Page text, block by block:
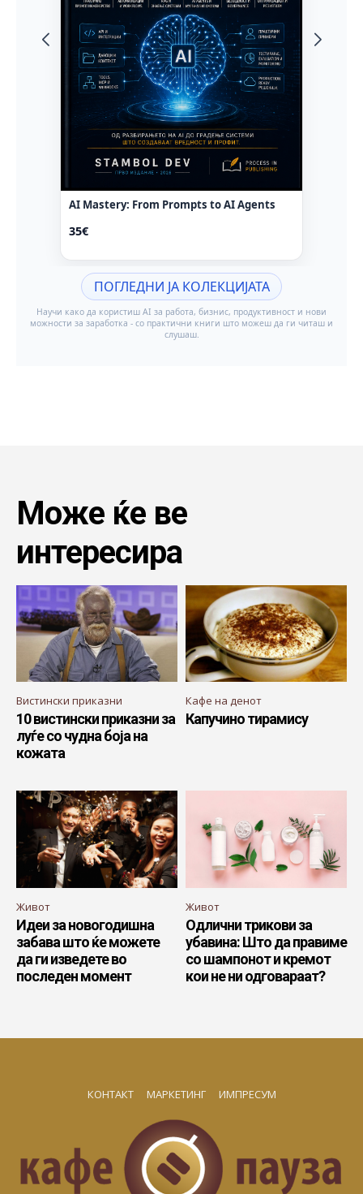
Може ќе ве
интересира
Вистински приказни
10 вистински приказни за
луѓе со чудна боја на
кожата
Кафе на денот
Капучино тирамису
Живот
Идеи за новогодишна
забава што ќе можете
да ги изведете во
последен момент
Живот
Одлични трикови за
убавина: Што да правиме
со шампонот и кремот
кои не ни одговараат?
КОНТАКТ МАРКЕТИНГ ИМПРЕСУМ